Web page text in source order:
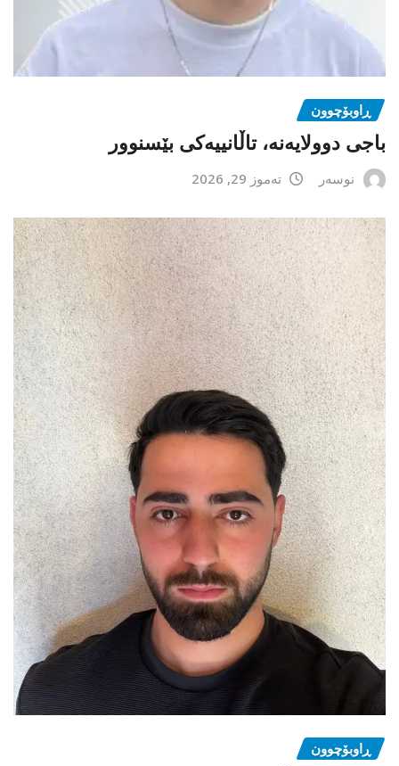
ڕاوبۆچوون
باجی دوولایەنە، تاڵانییەکی بێسنوور
نوسەر تەموز 29, 2026
ڕاوبۆچوون